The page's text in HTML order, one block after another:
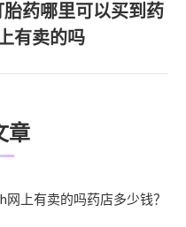
药哪里可以买到药
有卖的吗
章
网上有卖的吗药店多少钱？